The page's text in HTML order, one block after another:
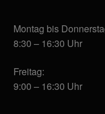
Montag bis
8:30 – 16:30 Uhr
Freitag:
9:00 – 16:30 Uhr